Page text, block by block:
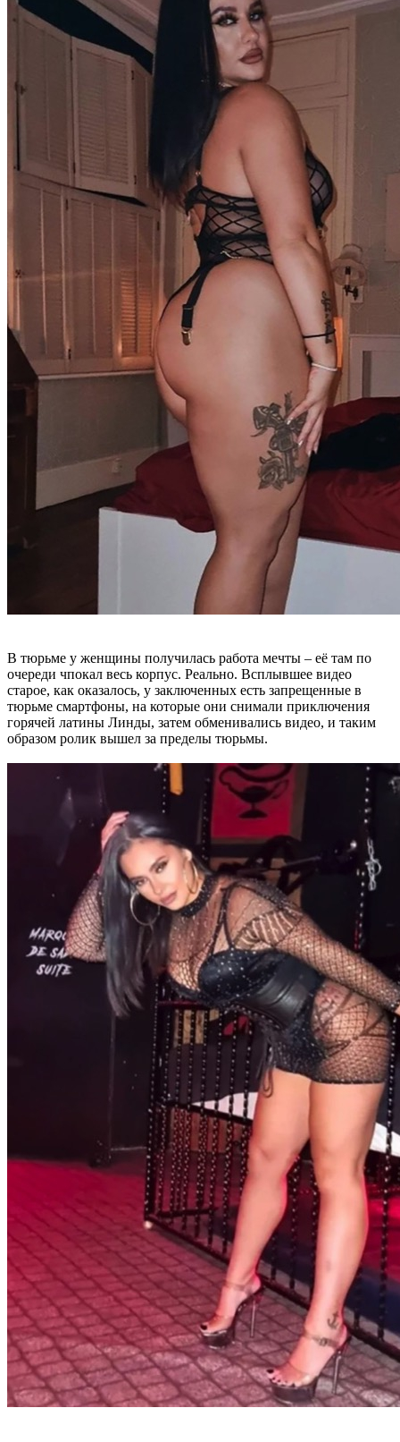
В тюрьме у женщины получилась работа мечты – её там по
очереди чпокал весь корпус. Реально. Всплывшее видео
старое, как оказалось, у заключенных есть запрещенные в
тюрьме смартфоны, на которые они снимали приключения
горячей латины Линды, затем обменивались видео, и таким
образом ролик вышел за пределы тюрьмы.